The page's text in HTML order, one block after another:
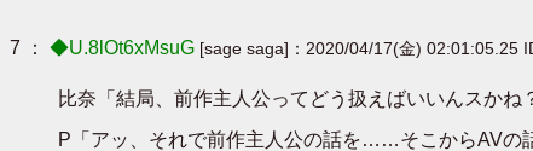
7 ： ◆U.8lOt6xMsuG [sage saga]：2020/04/17(金) 02:01:05.25
比奈「結局、前作主人公ってどう扱えばいいんスか
P「アッ、それで前作主人公の話を……そこからAVの